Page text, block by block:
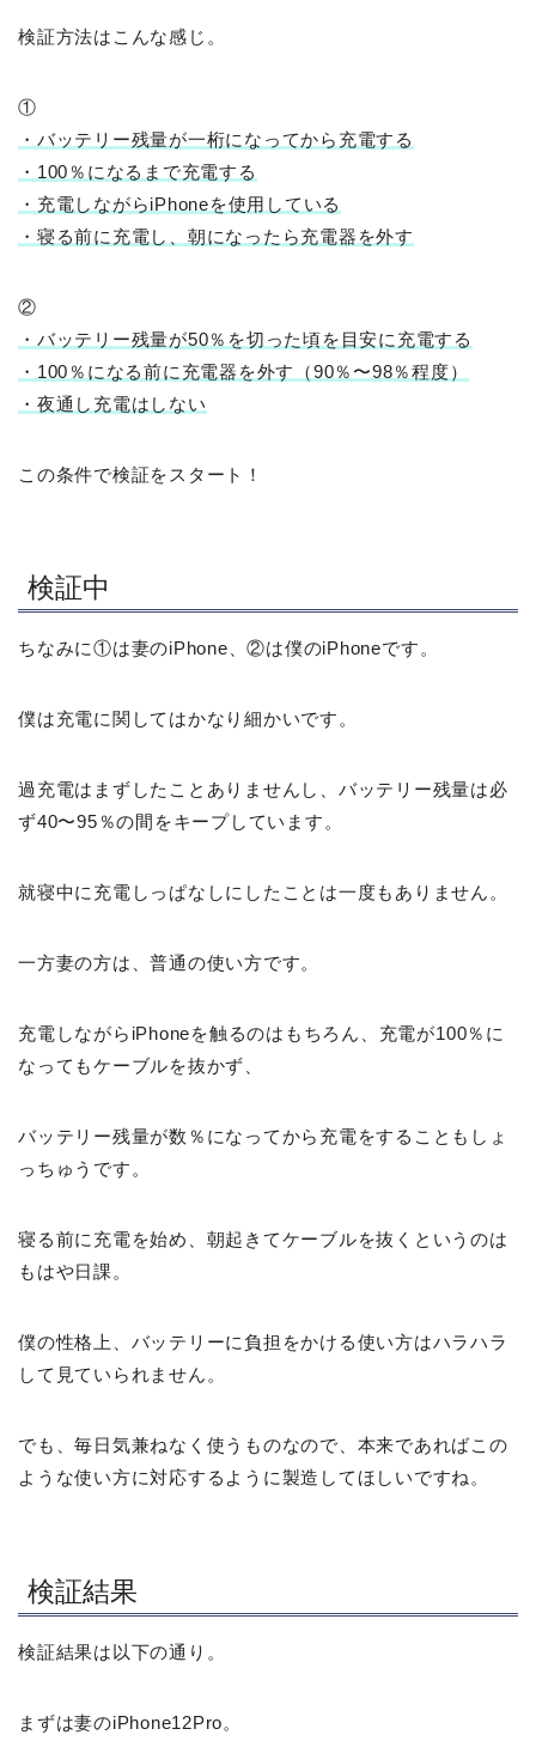
検証方法はこんな感じ。
①
・バッテリー残量が一桁になってから充電する
・100％になるまで充電する
・充電しながらiPhoneを使用している
・寝る前に充電し、朝になったら充電器を外す
②
・バッテリー残量が50％を切った頃を目安に充電する
・100％になる前に充電器を外す（90％〜98％程度）
・夜通し充電はしない
この条件で検証をスタート！
検証中
ちなみに①は妻のiPhone、②は僕のiPhoneです。
僕は充電に関してはかなり細かいです。
過充電はまずしたことありませんし、バッテリー残量は必
ず40〜95％の間をキープしています。
就寝中に充電しっぱなしにしたことは一度もありません。
一方妻の方は、普通の使い方です。
充電しながらiPhoneを触るのはもちろん、充電が100％に
なってもケーブルを抜かず、
バッテリー残量が数％になってから充電をすることもしょ
っちゅうです。
寝る前に充電を始め、朝起きてケーブルを抜くというのは
もはや日課。
僕の性格上、バッテリーに負担をかける使い方はハラハラ
して見ていられません。
でも、毎日気兼ねなく使うものなので、本来であればこの
ような使い方に対応するように製造してほしいですね。
検証結果
検証結果は以下の通り。
まずは妻のiPhone12Pro。